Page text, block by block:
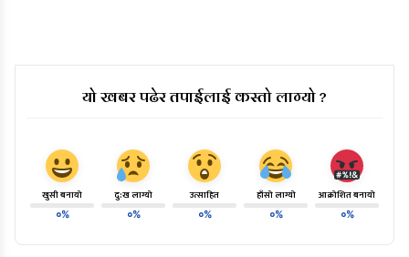
यो खबर पढेर तपाईलाई कस्तो लाग्यो ?
खुसी बनायो
०%
दु:ख लाग्यो
०%
उत्साहित
०%
हाँसो लाग्यो
०%
आक्रोशित बनायो
०%